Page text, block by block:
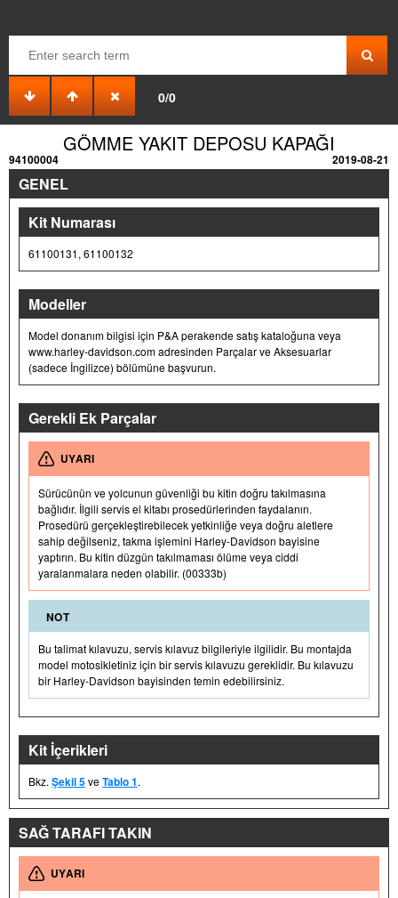
0/0
GÖMME YAKIT DEPOSU KAPAĞI
94100004 2019-08-21
GENEL
Kit Numarası
61100131, 61100132
Modeller
Model donanım bilgisi için P&A perakende satış kataloğuna veya
www.harley-davidson.com adresinden Parçalar ve Aksesuarlar
(sadece İngilizce) bölümüne başvurun.
Gerekli Ek Parçalar
UYARI
Sürücünün ve yolcunun güvenliği bu kitin doğru takılmasına
bağlıdır. İlgili servis el kitabı prosedürlerinden faydalanın.
Prosedürü gerçekleştirebilecek yetkinliğe veya doğru aletlere
sahip değilseniz, takma işlemini Harley-Davidson bayisine
yaptırın. Bu kitin düzgün takılmaması ölüme veya ciddi
yaralanmalara neden olabilir. (00333b)
NOT
Bu talimat kılavuzu, servis kılavuz bilgileriyle ilgilidir. Bu montajda
model motosikletiniz için bir servis kılavuzu gereklidir. Bu kılavuzu
bir Harley-Davidson bayisinden temin edebilirsiniz.
Kit İçerikleri
Bkz. Şekil 5veTablo 1.
SAĞ TARAFI TAKIN
UYARI